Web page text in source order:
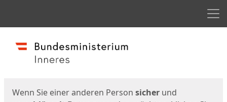
Start
Wenn Sie einer anderen Person sicher und